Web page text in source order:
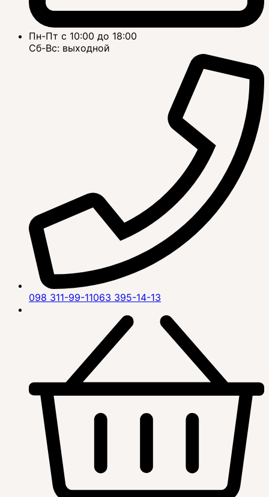
Пн-Пт с 10:00 до 18:00
Сб-Вс: выходной
098 311-99-11063 395-14-13